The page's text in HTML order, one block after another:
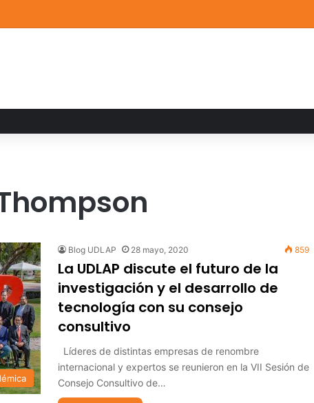
familiar marca el cierre del Curso de Verano de Escuelas Aztecas
Blog UDLAP 28 mayo, 2020 859
La UDLAP discute el futuro de la
investigación y el desarrollo de
tecnología con su consejo
consultivo
Líderes de distintas empresas de renombre
internacional y expertos se reunieron en la VII Sesión de
Consejo Consultivo de…